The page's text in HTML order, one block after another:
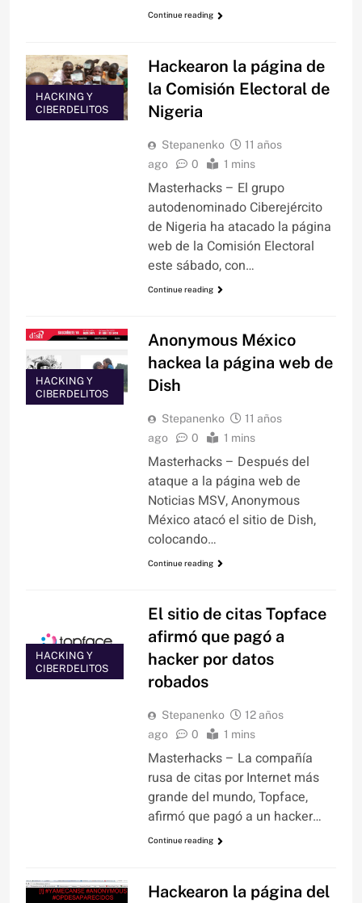
Continue reading
HACKING Y
CIBERDELITOS
Hackearon la página de
la Comisión Electoral de
Nigeria
Stepanenko
11 años
ago
0 1 mins
Masterhacks – El grupo
autodenominado Ciberejército
de Nigeria ha atacado la página
web de la Comisión Electoral
este sábado, con…
Continue reading
HACKING Y
CIBERDELITOS
Anonymous México
hackea la página web de
Dish
Stepanenko
11 años
ago
0 1 mins
Masterhacks – Después del
ataque a la página web de
Noticias MSV, Anonymous
México atacó el sitio de Dish,
colocando…
Continue reading
HACKING Y
CIBERDELITOS
El sitio de citas Topface
afirmó que pagó a
hacker por datos
robados
Stepanenko
12 años
ago
0 1 mins
Masterhacks – La compañía
rusa de citas por Internet más
grande del mundo, Topface,
afirmó que pagó a un hacker…
Continue reading
Hackearon la página del